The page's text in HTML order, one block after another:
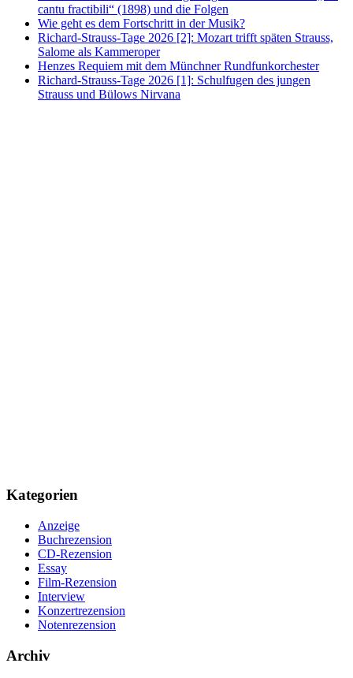
cantu fractibili“ (1898) und die Folgen
Wie geht es dem Fortschritt in der Musik?
Richard-Strauss-Tage 2026 [2]: Mozart trifft späten Strauss,
Salome als Kammeroper
Henzes Requiem mit dem Münchner Rundfunkorchester
Richard-Strauss-Tage 2026 [1]: Schulfugen des jungen
Strauss und Bülows Nirvana
Kategorien
Anzeige
Buchrezension
CD-Rezension
Essay
Film-Rezension
Interview
Konzertrezension
Notenrezension
Archiv